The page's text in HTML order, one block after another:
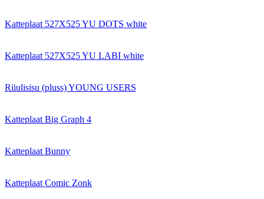
Katteplaat 527X525 YU DOTS white
Katteplaat 527X525 YU LABI white
Riiulisisu (pluss) YOUNG USERS
Katteplaat Big Graph 4
Katteplaat Bunny
Katteplaat Comic Zonk